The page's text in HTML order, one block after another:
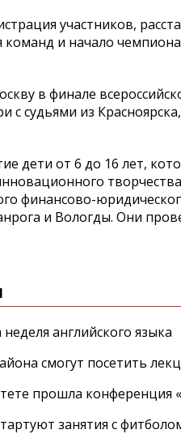
участников,
и начало
в финале
с судьями из
дети от 6 до 16 лет,
финансово-
и Вологды. Они
английского языка
смогут посетить
прошла конференция
занятия с